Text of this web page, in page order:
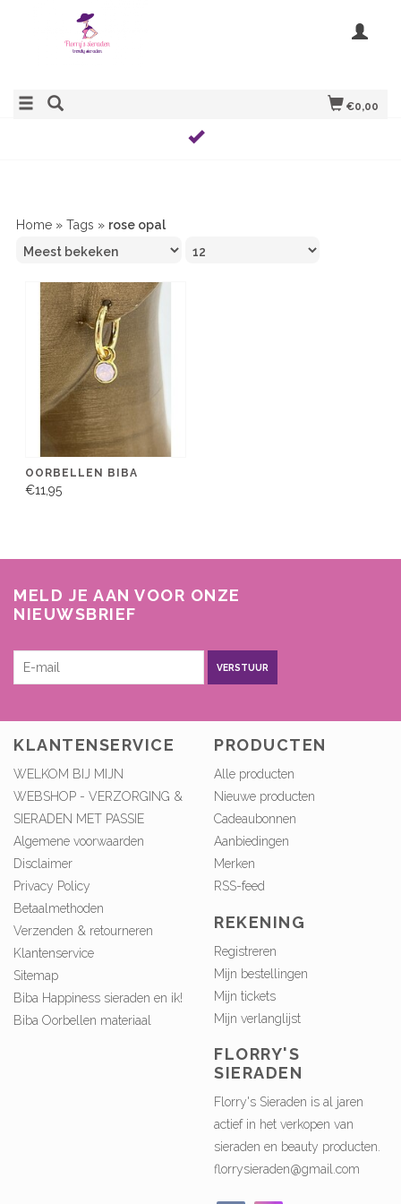
€0,00
Home » Tags » rose opal
OORBELLEN BIBA
€11,95
MELD JE AAN VOOR ONZE
NIEUWSBRIEF
VERSTUUR
KLANTENSERVICE
WELKOM BIJ MIJN
WEBSHOP - VERZORGING &
SIERADEN MET PASSIE
Algemene voorwaarden
Disclaimer
Privacy Policy
Betaalmethoden
Verzenden & retourneren
Klantenservice
Sitemap
Biba Happiness sieraden en ik!
Biba Oorbellen materiaal
PRODUCTEN
Alle producten
Nieuwe producten
Cadeaubonnen
Aanbiedingen
Merken
RSS-feed
REKENING
Registreren
Mijn bestellingen
Mijn tickets
Mijn verlanglijst
FLORRY'S
SIERADEN
Florry's Sieraden is al jaren
actief in het verkopen van
sieraden en beauty producten.
florrysieraden@gmail.com